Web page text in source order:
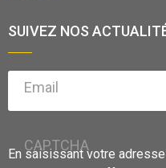
SUIVEZ NOS
Email
CAPTCHA
En saisissant votre